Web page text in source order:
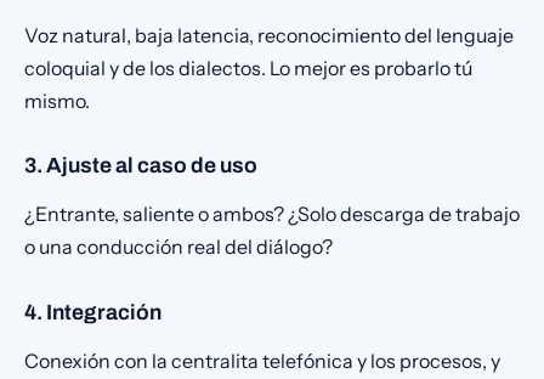
Voz natural, baja latencia, reconocimiento del lenguaje
coloquial y de los dialectos. Lo mejor es probarlo tú
mismo.
3. Ajuste al caso de uso
¿Entrante, saliente o ambos? ¿Solo descarga de trabajo
o una conducción real del diálogo?
4. Integración
Conexión con la centralita telefónica y los procesos, y